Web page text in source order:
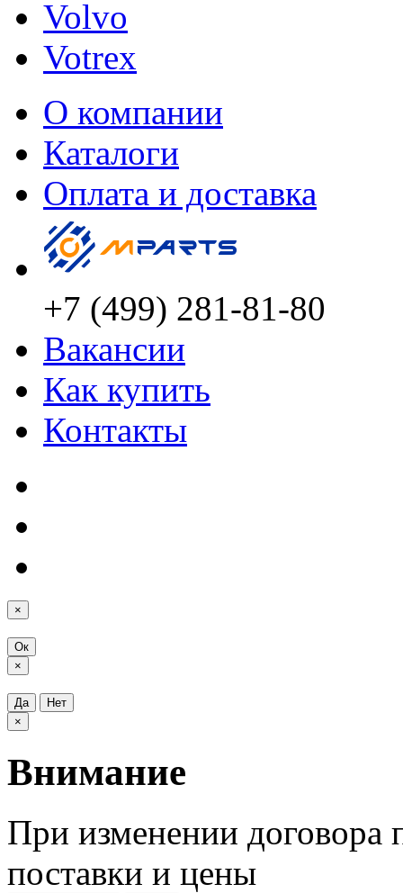
Volvo
Votrex
О компании
Каталоги
Оплата и доставка
+7 (499) 281-81-80
Вакансии
Как купить
Контакты
×
Ок
×
Да
Нет
×
Внимание
При изменении договора
поставки и цены